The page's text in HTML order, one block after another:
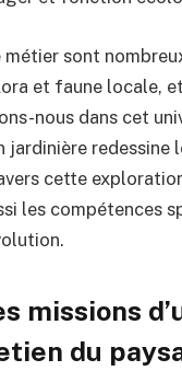
métier sont
et faune locale,
nous dans cet
jardinière
cette
les compétences
missions
du